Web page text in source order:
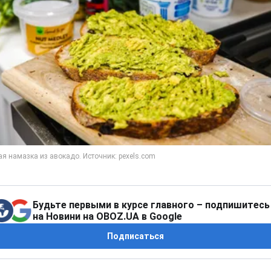
Будьте первыми в курсе главного – подпишитесь
на Новини на OBOZ.UA в Google
Подписаться